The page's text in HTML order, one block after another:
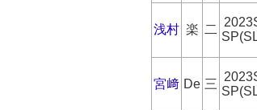
浅村 楽 二
宮﨑 De 三